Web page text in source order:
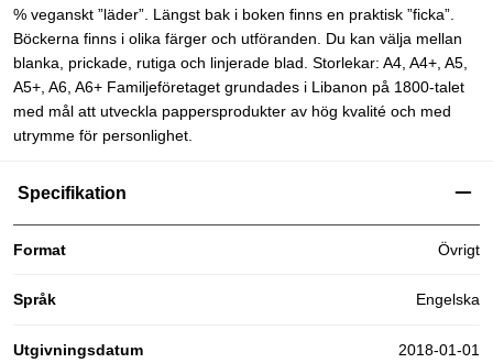
% veganskt ”läder”. Längst bak i boken finns en praktisk ”ficka”.
Böckerna finns i olika färger och utföranden. Du kan välja mellan
blanka, prickade, rutiga och linjerade blad. Storlekar: A4, A4+, A5,
A5+, A6, A6+ Familjeföretaget grundades i Libanon på 1800-talet
med mål att utveckla pappersprodukter av hög kvalité och med
utrymme för personlighet.
Specifikation
Format Övrigt
Språk Engelska
Utgivningsdatum 2018-01-01